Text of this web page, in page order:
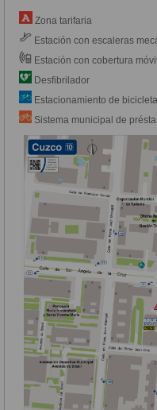
Zona tarifaria
Estación con escaleras
Estación con cobertura móvil
Desfibrilador
Estacionamiento de
Sistema municipal de